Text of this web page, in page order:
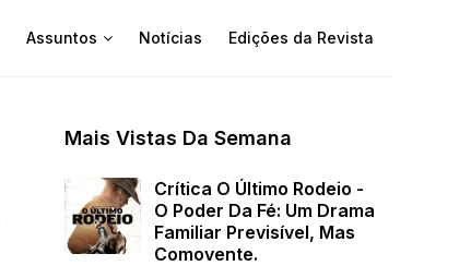
Assuntos Notícias Edições da Revista
Mais Vistas Da Semana
Crítica O Último Rodeio -
O Poder Da Fé: Um Drama
Familiar Previsível, Mas
Comovente.